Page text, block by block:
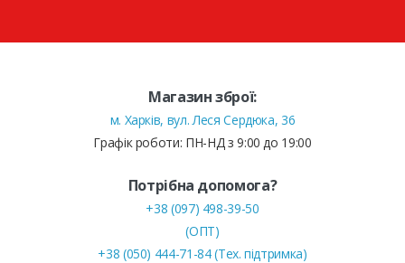
Магазин зброї:
м. Харків, вул. Леся Сердюка, 36
Графік роботи: ПН-НД з 9:00 до 19:00
Потрібна допомога?
+38 (097) 498-39-50
(ОПТ)
+38 (050) 444-71-84 (Тех. підтримка)